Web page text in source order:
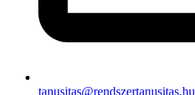
tanusitas@rendszertanusitas.hu